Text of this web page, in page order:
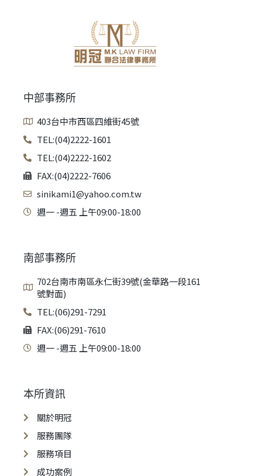
中部事務所
403台中市西區四維街45號
TEL:(04)2222-1601
TEL:(04)2222-1602
FAX:(04)2222-7606
sinikami1@yahoo.com.tw
週一 -週五 上午09:00-18:00
南部事務所
702台南市南區永仁街39號(金華路一段161
號對面)
TEL:(06)291-7291
FAX:(06)291-7610
週一 -週五 上午09:00-18:00
本所資訊
關於明冠
服務團隊
服務項目
成功案例